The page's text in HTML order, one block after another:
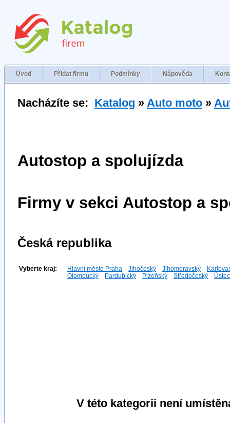
Úvod Přidat firmu Podmínky Nápověda
Nacházíte se: Katalog » Auto moto »
Autostop a spolujízda
Firmy v sekci Autostop a
Česká republika
Vyberte kraj: Hlavní město Praha Jihočeský Jihomoravský
Olomoucký
Pardubický Plzeňský Středočeský
V této kategorii není